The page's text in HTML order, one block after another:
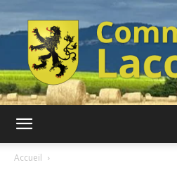
Accueil